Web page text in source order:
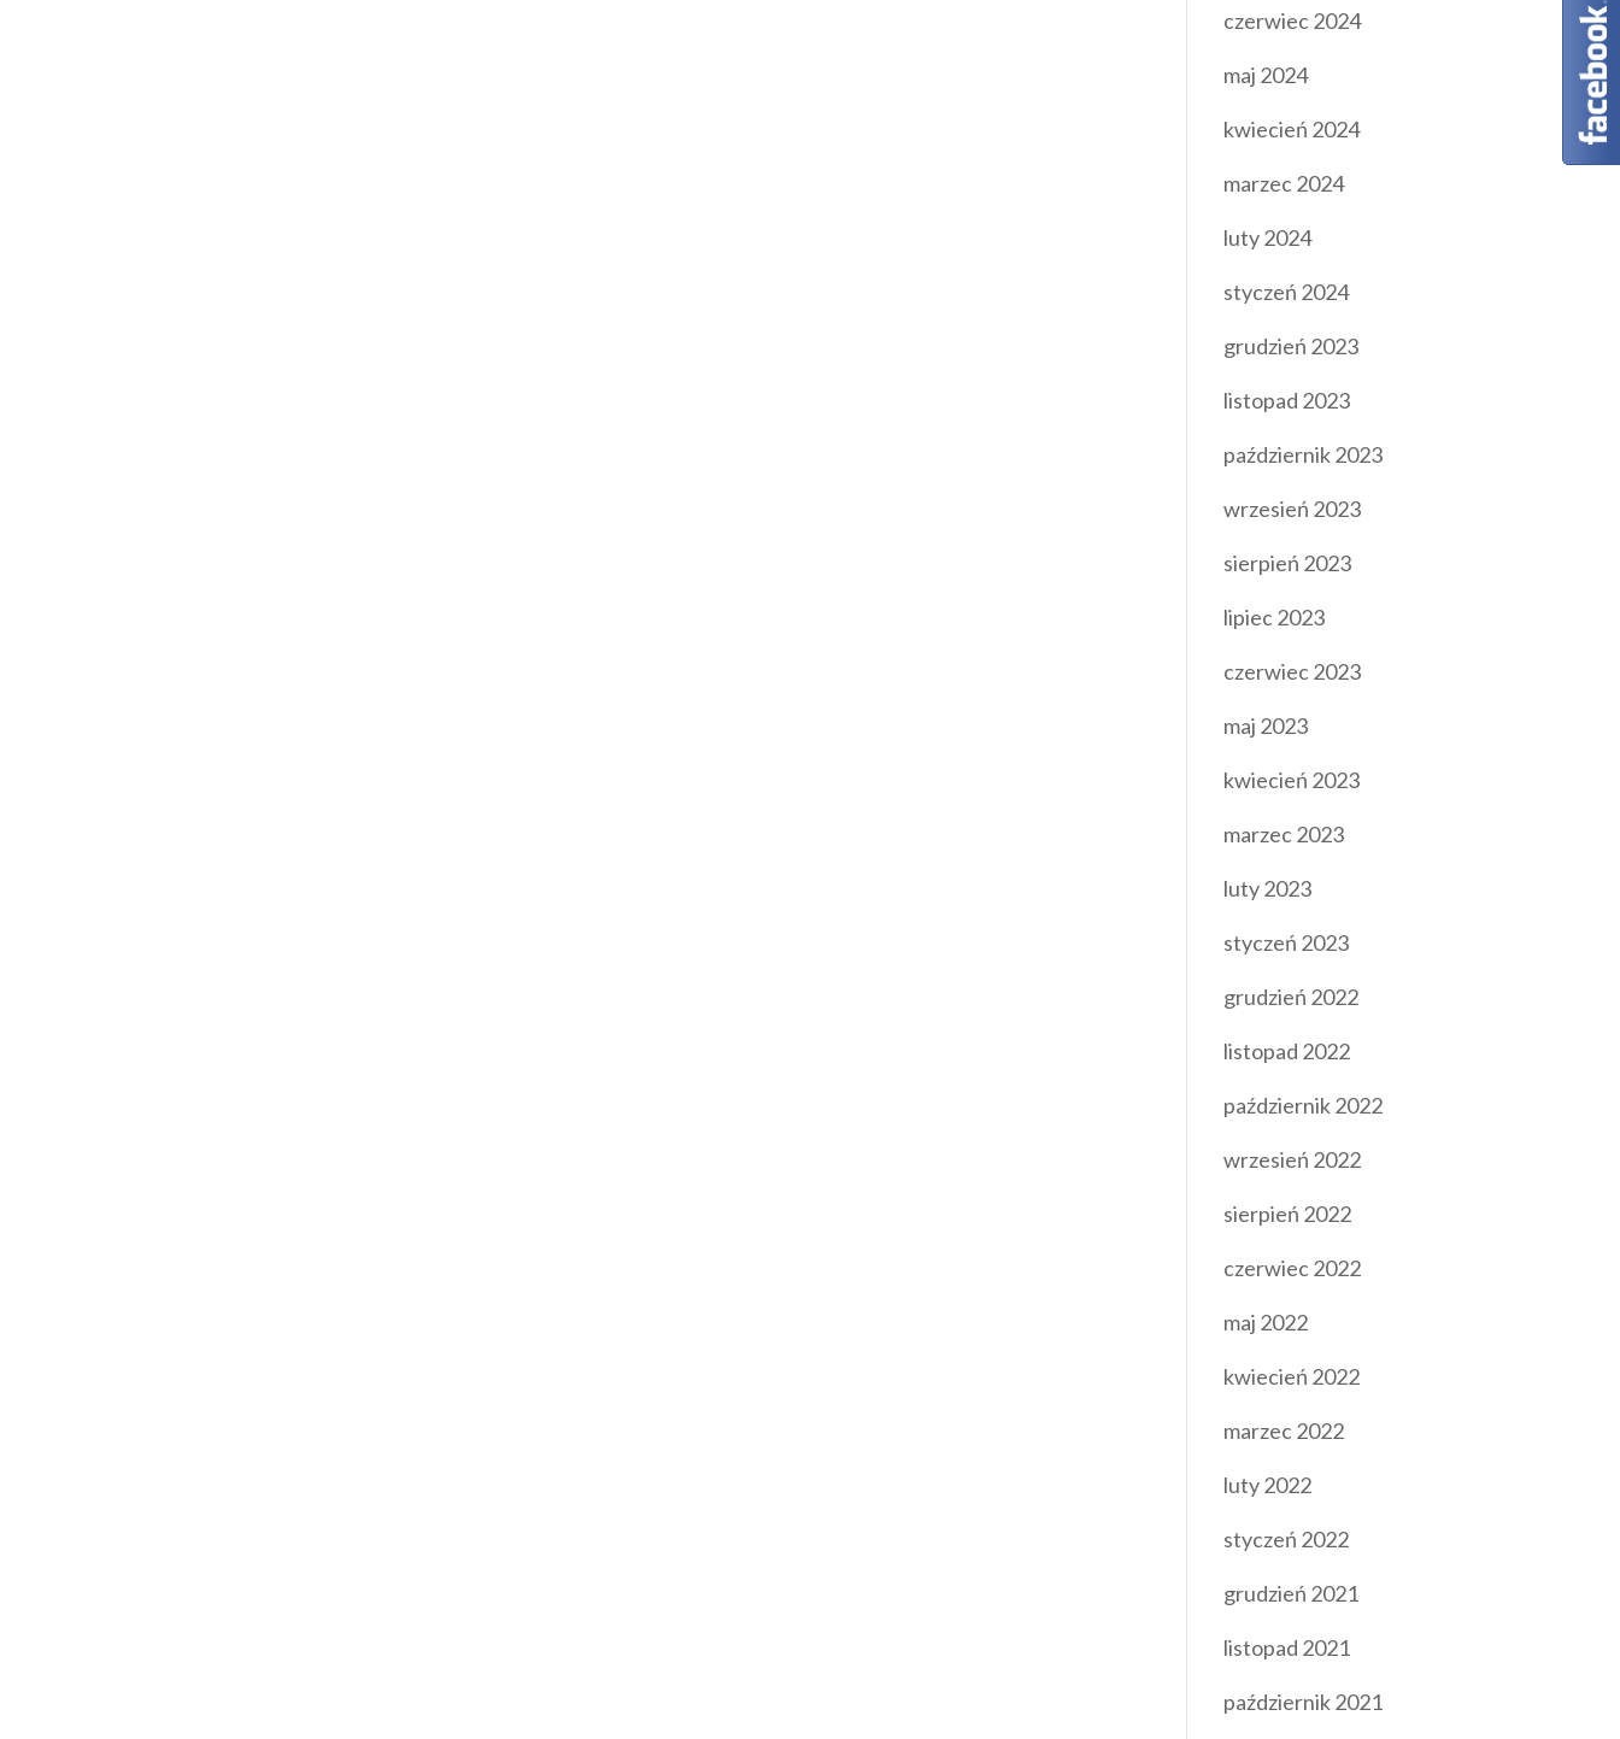
czerwiec 2024
maj 2024
kwiecień 2024
marzec 2024
luty 2024
styczeń 2024
grudzień 2023
listopad 2023
październik 2023
wrzesień 2023
sierpień 2023
lipiec 2023
czerwiec 2023
maj 2023
kwiecień 2023
marzec 2023
luty 2023
styczeń 2023
grudzień 2022
listopad 2022
październik 2022
wrzesień 2022
sierpień 2022
czerwiec 2022
maj 2022
kwiecień 2022
marzec 2022
luty 2022
styczeń 2022
grudzień 2021
listopad 2021
październik 2021